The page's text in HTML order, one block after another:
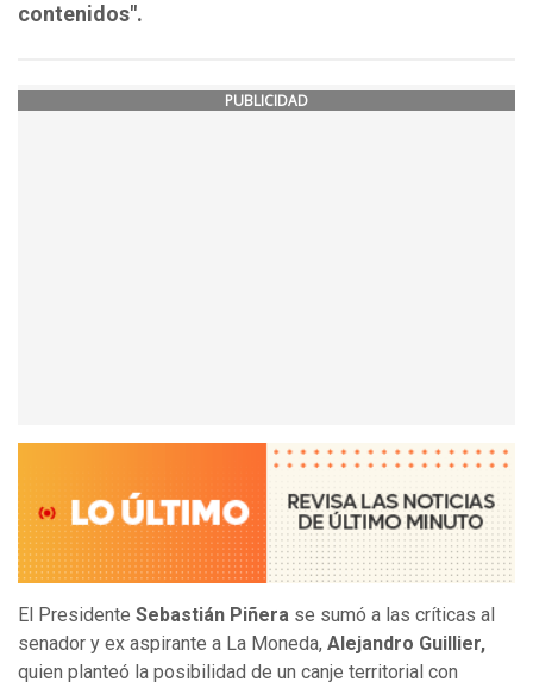
contenidos".
PUBLICIDAD
El Presidente Sebastián Piñera se sumó a las críticas al
senador y ex aspirante a La Moneda, Alejandro Guillier,
quien planteó la posibilidad de un canje territorial con